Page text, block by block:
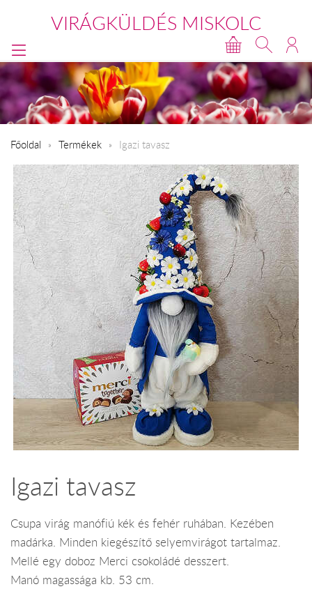
VIRÁGKÜLDÉS MISKOLC
Főoldal Termékek Igazi tavasz
Igazi tavasz
Csupa virág manófiú kék és fehér ruhában. Kezében
madárka. Minden kiegészítő selyemvirágot tartalmaz.
Mellé egy doboz Merci csokoládé desszert.
Manó magassága kb. 53 cm.